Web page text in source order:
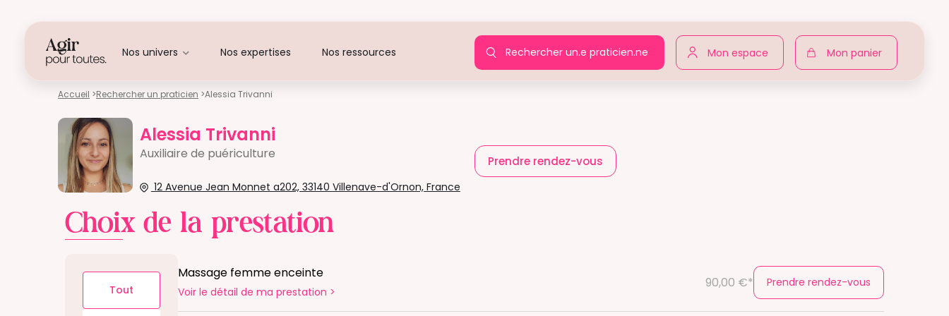
Nos univers Nos expertises Nos ressources Rechercher un.e praticien.ne Mon espace Mon panier
Accueil >Rechercher un praticien >Alessia Trivanni
Alessia Trivanni
Auxiliaire de puériculture
12 Avenue Jean Monnet a202, 33140 Villenave-d'Ornon, France
Prendre rendez-vous
Choix de la prestation
Tout
Massage femme enceinte
Voir le détail de ma prestation >
90,00 €* Prendre rendez-vous